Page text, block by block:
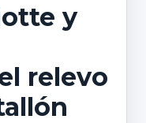
y
relevo